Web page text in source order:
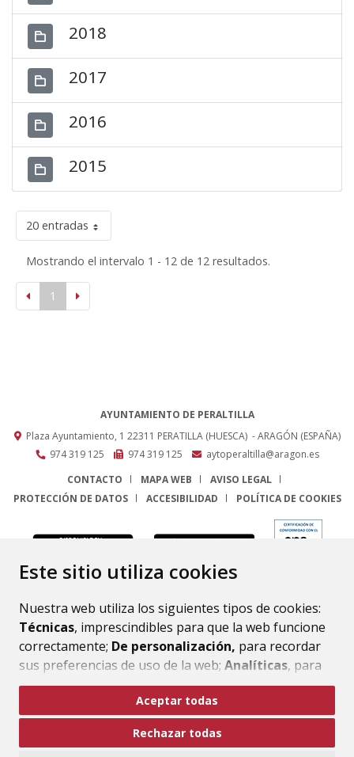
Este sitio utiliza cookies
Nuestra web utiliza los siguientes tipos de cookies:
Técnicas, imprescindibles para que la web funcione
correctamente; De personalización, para recordar
sus preferencias de uso de la web; Analíticas, para
mejorar el funcionamiento de la web y sus servicios.
Si acepta pulsando el botón“Aceptar todas”
consideramos que acepta su uso. Si pulsa el botón
Aceptar todas
Rechazar todas
2018
2017
2016
2015
20 entradas
Mostrando el intervalo 1 - 12 de 12 resultados.
1
AYUNTAMIENTO DE PERALTILLA
Plaza Ayuntamiento, 1 22311 PERATILLA (HUESCA) - ARAGÓN (ESPAÑA)
974 319 125
974 319 125
aytoperaltilla@aragon.es
CONTACTO
MAPA WEB
AVISO LEGAL
PROTECCIÓN DE DATOS
ACCESIBILIDAD POLÍTICA DE COOKIES